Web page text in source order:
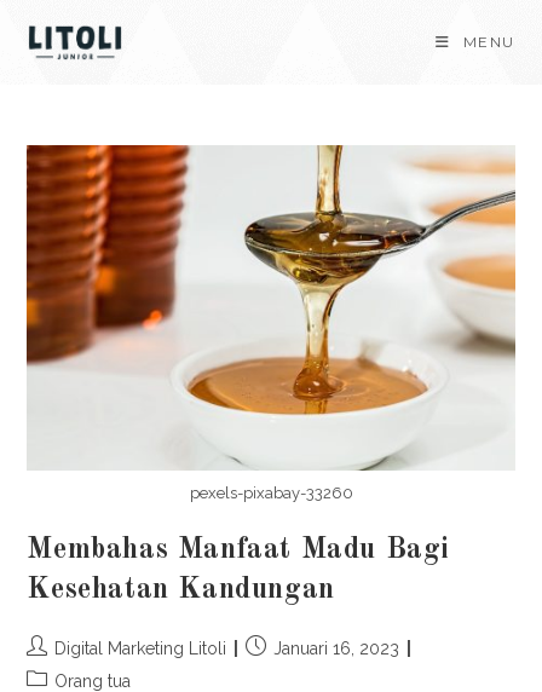
MENU
pexels-pixabay-33260
Membahas Manfaat Madu Bagi
Kesehatan Kandungan
Post
author:
Digital Marketing Litoli
Post Januari 16, 2023
PostOrang tua